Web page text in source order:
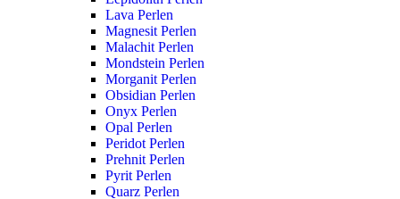
Lava Perlen
Magnesit Perlen
Malachit Perlen
Mondstein Perlen
Morganit Perlen
Obsidian Perlen
Onyx Perlen
Opal Perlen
Peridot Perlen
Prehnit Perlen
Pyrit Perlen
Quarz Perlen